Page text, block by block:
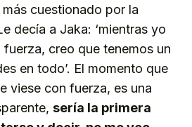
cuestionado por la
decía a Jaka: ‘mientras yo
creo que tenemos un
en todo’. El momento que
viese con fuerza, es una
sería la primera